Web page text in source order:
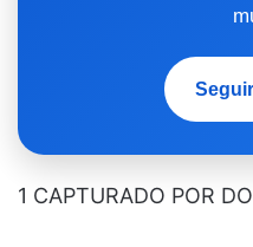
1 CAPTURADO POR